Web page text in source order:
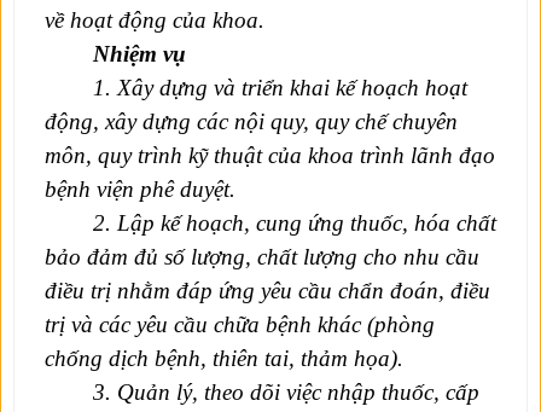
về hoạt động của khoa.
Nhiệm vụ
1. Xây dựng và triển khai kế hoạch hoạt
động, xây dựng các nội quy, quy chế chuyên
môn, quy trình kỹ thuật của khoa trình lãnh đạo
bệnh viện phê duyệt.
2. Lập kế hoạch, cung ứng thuốc, hóa chất
bảo đảm đủ số lượng, chất lượng cho nhu cầu
điều trị nhằm đáp ứng yêu cầu chẩn đoán, điều
trị và các yêu cầu chữa bệnh khác (phòng
chống dịch bệnh, thiên tai, thảm họa).
3. Quản lý, theo dõi việc nhập thuốc, cấp